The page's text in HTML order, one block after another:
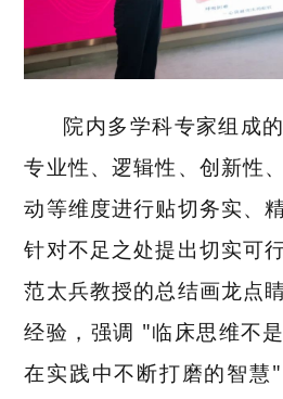
院内多学科专家组成
专业性、逻辑性、创新性
动等维度进行贴切务实、
针对不足之处提出切实可
范太兵教授的总结画龙点
经验，强调 "临床思维不
在实践中不断打磨的智慧